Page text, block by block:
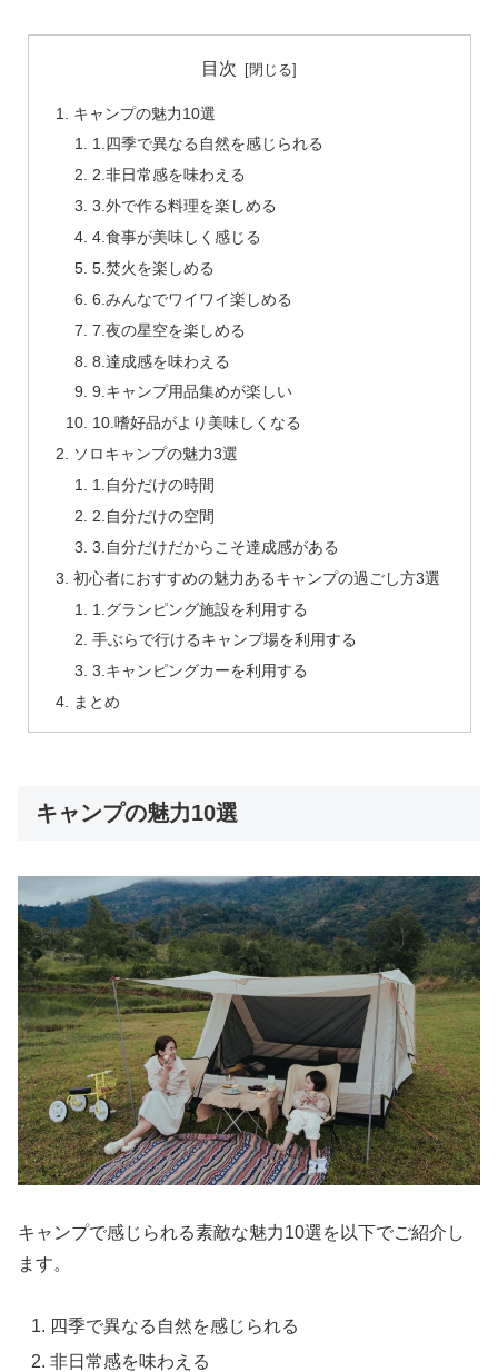
目次
キャンプの魅力10選
1.四季で異なる自然を感じられる
2.非日常感を味わえる
3.外で作る料理を楽しめる
4.食事が美味しく感じる
5.焚火を楽しめる
6.みんなでワイワイ楽しめる
7.夜の星空を楽しめる
8.達成感を味わえる
9.キャンプ用品集めが楽しい
10.嗜好品がより美味しくなる
ソロキャンプの魅力3選
1.自分だけの時間
2.自分だけの空間
3.自分だけだからこそ達成感がある
初心者におすすめの魅力あるキャンプの過ごし方3選
1.グランピング施設を利用する
手ぶらで行けるキャンプ場を利用する
3.キャンピングカーを利用する
まとめ
キャンプの魅力10選
キャンプで感じられる素敵な魅力10選を以下でご紹介し
ます。
四季で異なる自然を感じられる
非日常感を味わえる